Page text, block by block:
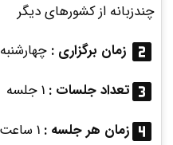
چندزبانه از کشورهای دیگر
زمان برگزاری : چهارشنبه 5 مردادماه 1401 ساعت 9 شب
تعداد جلسات :
زمان هر جلسه :